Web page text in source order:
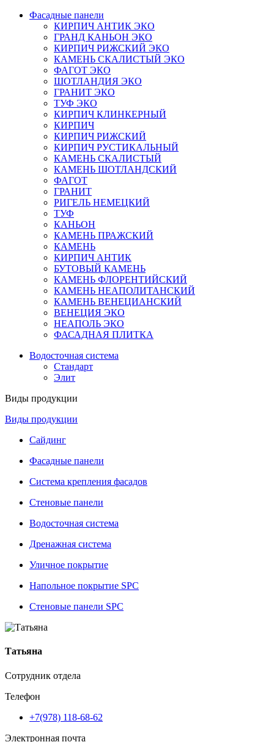
Фасадные панели
КИРПИЧ АНТИК ЭКО
ГРАНД КАНЬОН ЭКО
КИРПИЧ РИЖСКИЙ ЭКО
КАМЕНЬ СКАЛИСТЫЙ ЭКО
ФАГОТ ЭКО
ШОТЛАНДИЯ ЭКО
ГРАНИТ ЭКО
ТУФ ЭКО
КИРПИЧ КЛИНКЕРНЫЙ
КИРПИЧ
КИРПИЧ РИЖСКИЙ
КИРПИЧ РУСТИКАЛЬНЫЙ
КАМЕНЬ СКАЛИСТЫЙ
КАМЕНЬ ШОТЛАНДСКИЙ
ФАГОТ
ГРАНИТ
РИГЕЛЬ НЕМЕЦКИЙ
ТУФ
КАНЬОН
КАМЕНЬ ПРАЖСКИЙ
КАМЕНЬ
КИРПИЧ АНТИК
БУТОВЫЙ КАМЕНЬ
КАМЕНЬ ФЛОРЕНТИЙСКИЙ
КАМЕНЬ НЕАПОЛИТАНСКИЙ
КАМЕНЬ ВЕНЕЦИАНСКИЙ
ВЕНЕЦИЯ ЭКО
НЕАПОЛЬ ЭКО
ФАСАДНАЯ ПЛИТКА
Водосточная система
Стандарт
Элит
Виды продукции
Виды продукции
Сайдинг
Фасадные панели
Система крепления фасадов
Стеновые панели
Водосточная система
Дренажная система
Уличное покрытие
Напольное покрытие SPC
Стеновые панели SPC
Татьяна
Сотрудник отдела
Телефон
+7(978) 118-68-62
Электронная почта